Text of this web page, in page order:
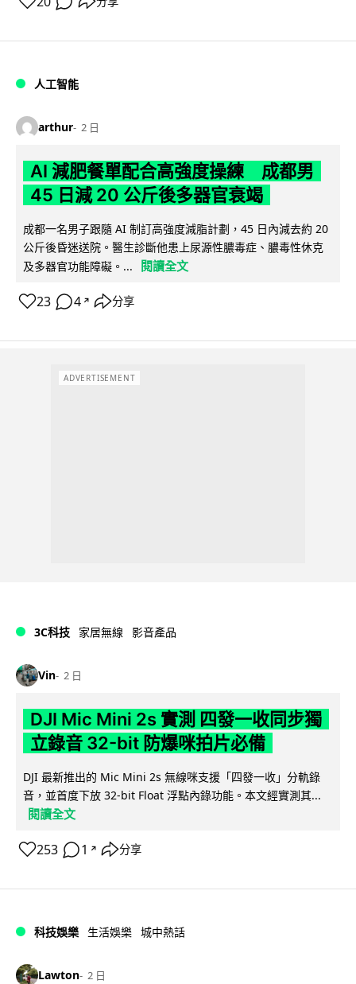
人工智能
arthur 2 日
AI 減肥餐單配合高強度操練 成都男
45 日減 20 公斤後多器官衰竭
成都一名男子跟隨 AI 制訂高強度減脂計劃，45 日內減去約 20
公斤後昏迷送院。醫生診斷他患上尿源性膿毒症、膿毒性休克
及多器官功能障礙。...
閱讀全文
23 4 ↗ 分享
ADVERTISEMENT
3C科技 家居無線 影音產品
Vin 2 日
DJI Mic Mini 2s 實測 四發一收同步獨
立錄音 32-bit 防爆咪拍片必備
DJI 最新推出的 Mic Mini 2s 無線咪支援「四發一收」分軌錄
音，並首度下放 32-bit Float 浮點內錄功能。本文經實測其...
閱讀全文
253 1 ↗ 分享
科技娛樂 生活娛樂 城中熱話
Lawton 2 日